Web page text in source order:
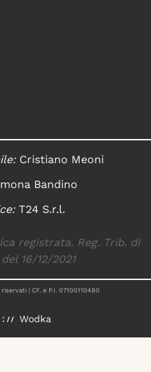
Cristiano Meoni
Bandino
T24 S.r.l.
registrata. Reg. Trib. di
16/12/2021
| CF. e P.I. 07100110480
Wodka